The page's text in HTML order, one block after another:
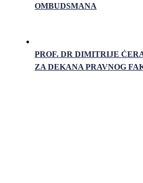
OMBUDSMANA
PROF. DR DIMITRIJE
ZA DEKANA PRAVNOG